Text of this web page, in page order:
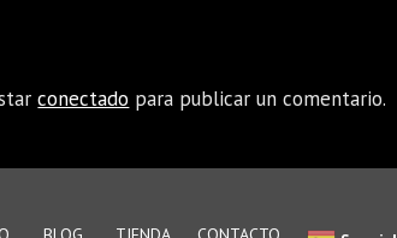
conectado para publicar un comentario.